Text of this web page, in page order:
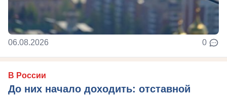
06.08.2026 0
В России
До них начало доходить: отставной